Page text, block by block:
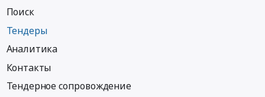
Поиск
Тендеры
Аналитика
Контакты
Тендерное сопровождение